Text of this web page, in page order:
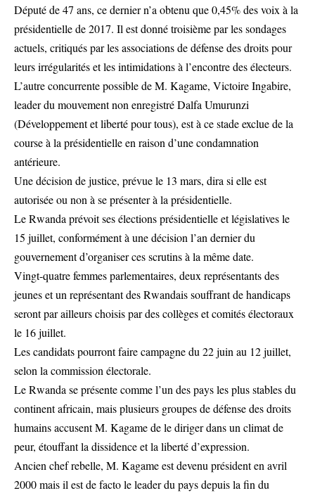
Député de 47 ans, ce dernier n’a obtenu que 0,45% des voix à la
présidentielle de 2017. Il est donné troisième par les sondages
actuels, critiqués par les associations de défense des droits pour
leurs irrégularités et les intimidations à l’encontre des électeurs.
L’autre concurrente possible de M. Kagame, Victoire Ingabire,
leader du mouvement non enregistré Dalfa Umurunzi
(Développement et liberté pour tous), est à ce stade exclue de la
course à la présidentielle en raison d’une condamnation
antérieure.
Une décision de justice, prévue le 13 mars, dira si elle est
autorisée ou non à se présenter à la présidentielle.
Le Rwanda prévoit ses élections présidentielle et législatives le
15 juillet, conformément à une décision l’an dernier du
gouvernement d’organiser ces scrutins à la même date.
Vingt-quatre femmes parlementaires, deux représentants des
jeunes et un représentant des Rwandais souffrant de handicaps
seront par ailleurs choisis par des collèges et comités électoraux
le 16 juillet.
Les candidats pourront faire campagne du 22 juin au 12 juillet,
selon la commission électorale.
Le Rwanda se présente comme l’un des pays les plus stables du
continent africain, mais plusieurs groupes de défense des droits
humains accusent M. Kagame de le diriger dans un climat de
peur, étouffant la dissidence et la liberté d’expression.
Ancien chef rebelle, M. Kagame est devenu président en avril
2000 mais il est de facto le leader du pays depuis la fin du